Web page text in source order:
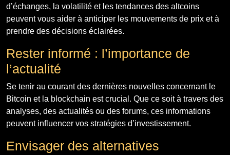
d’échanges, la volatilité et les tendances des altcoins
peuvent vous aider à anticiper les mouvements de prix et à
prendre des décisions éclairées.
Rester informé : l’importance de
l’actualité
Se tenir au courant des dernières nouvelles concernant le
Bitcoin et la blockchain est crucial. Que ce soit à travers des
analyses, des actualités ou des forums, ces informations
peuvent influencer vos stratégies d’investissement.
Envisager des alternatives